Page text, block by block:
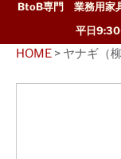
BtoB専門 業務用家
平日
HOME > ヤナギ（